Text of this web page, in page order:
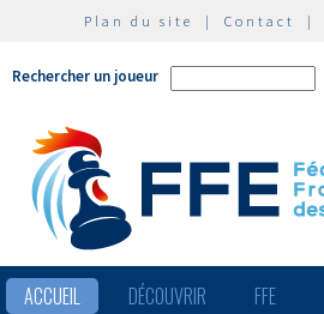
Plan du site | Contact |
Rechercher un joueur
ACCUEIL DÉCOUVRIR FFE